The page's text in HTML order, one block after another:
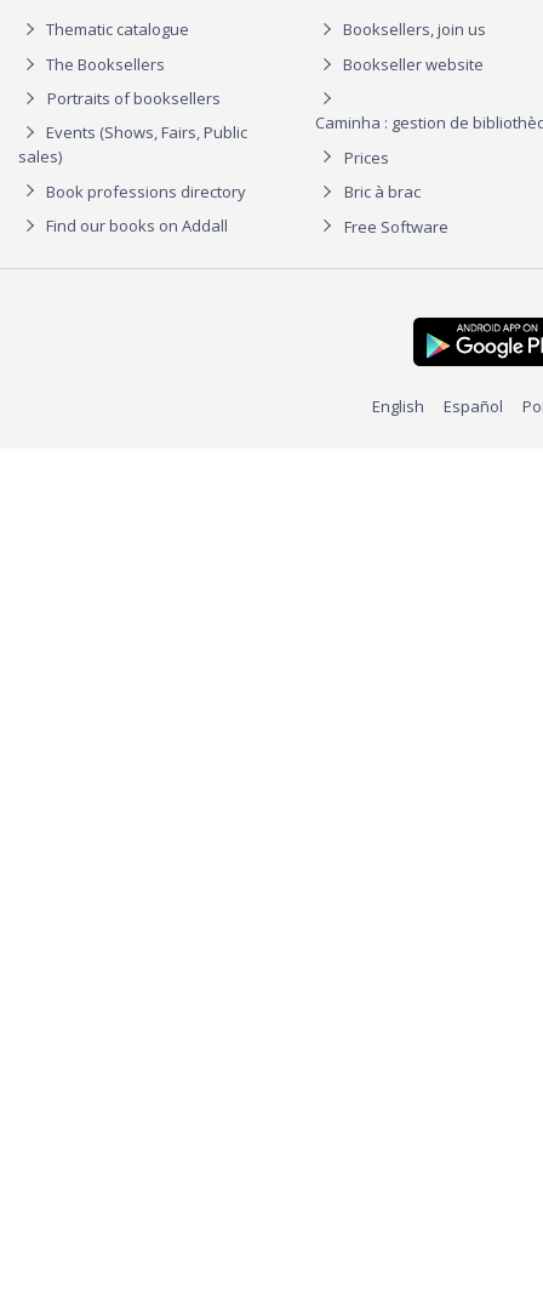
Thematic catalogue
The Booksellers
Portraits of booksellers
Events (Shows, Fairs, Public
sales)
Book professions directory
Find our books on Addall
Booksellers, join us
Bookseller website
Caminha : gestion de
Prices
Bric à brac
Free Software
English Español